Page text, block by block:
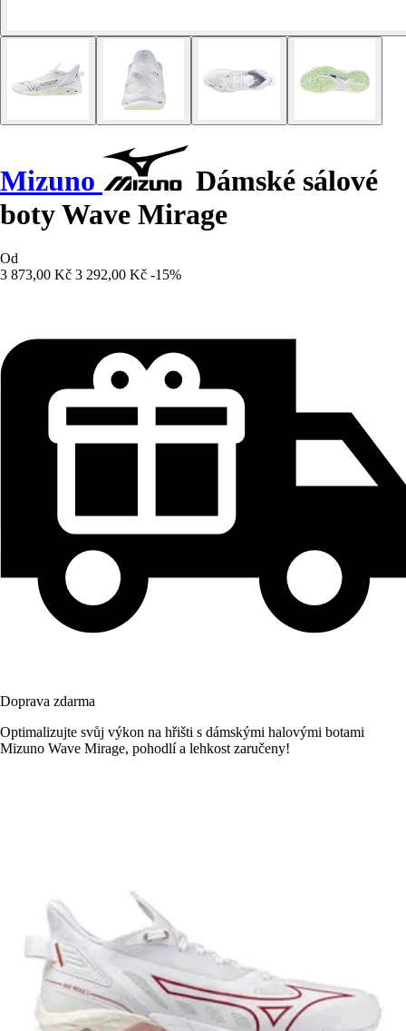
Mizuno
Dámské sálové
boty Wave Mirage
Od
3 873,00 Kč 3 292,00 Kč -15%
Doprava zdarma
Optimalizujte svůj výkon na hřišti s dámskými halovými botami
Mizuno Wave Mirage, pohodlí a lehkost zaručeny!